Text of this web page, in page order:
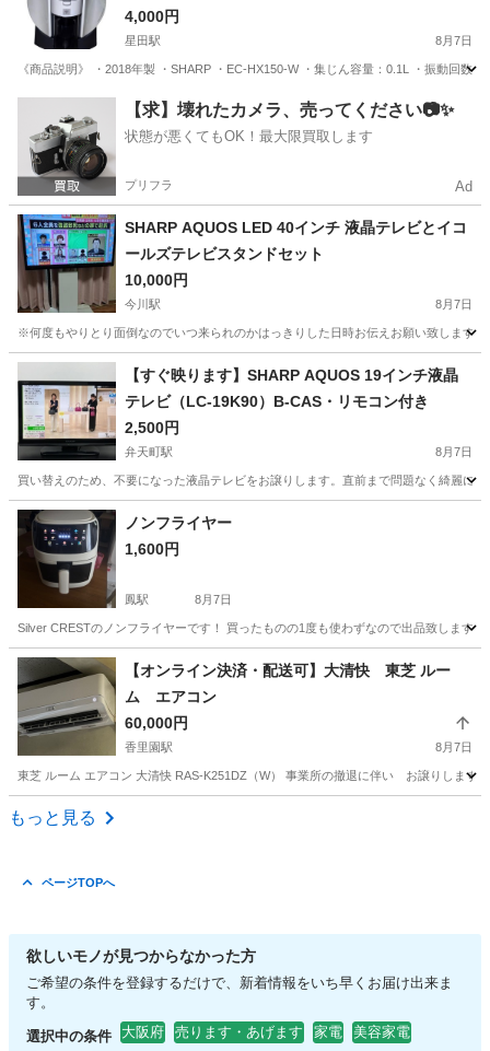
4,000円
星田駅 8月7日
《商品説明》 ・2018年製 ・SHARP ・EC-HX150-W ・集じん容量：0.1L ・振動回
星田駅 生活家電
【求】壊れたカメラ、売ってください📷✨
状態が悪くてもOK！最大限買取します
プリフラ Ad
SHARP AQUOS LED 40インチ 液晶テレビとイコ
ールズテレビスタンドセット
10,000円
今川駅 8月7日
※何度もやりとり面倒なのでいつ来られのかはっきりした日時お伝えお願い致します
大阪 大阪市 今川駅 テレビ
【すぐ映ります】SHARP AQUOS 19インチ液晶
テレビ（LC-19K90）B-CAS・リモコン付き
2,500円
弁天町駅 8月7日
買い替えのため、不要になった液晶テレビをお譲りします。直前まで問題なく綺麗に
大阪 大阪市 弁天町駅
ノンフライヤー
1,600円
鳳駅 8月7日
Silver CRESTのノンフライヤーです！ 買ったものの1度も使わずなので出品致します
大阪 堺市 鳳駅 キッチン家電
【オンライン決済・配送可】大清快 東芝 ルー
ム エアコン
60,000円
香里園駅 8月7日
東芝 ルーム エアコン 大清快 RAS-K251DZ（W） 事業所の撤退に伴い お譲りしま
大阪 寝屋川市
もっと見る
ページTOPへ
欲しいモノが見つからなかった方
ご希望の条件を登録するだけで、新着情報をいち早くお届け出来ま
す。
選択中の条件 大阪府 売ります・あげます 家電
美容家電